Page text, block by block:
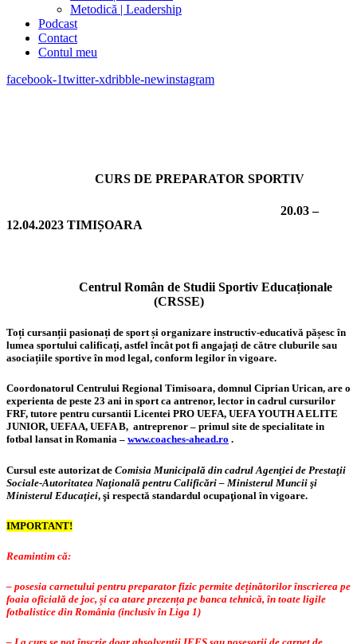
Metodică | Leadership
Podcast
Contact
Contul meu
facebook-1twitter-xdribble-newinstagram
CURS DE PREPARATOR SPORTIV
20.03 –
12.04.2023 TIMIȘOARA
Centrul Român de Studii Sportiv Educaționale
(CRSSE)
Toți cursanții pasionați de sport și organizare instructiv-educativă pășesc în
lumea sportului calificați, astfel încât pot fi angajați de către cluburile sau
asociațiile sportive în mod legal, conform legilor în vigoare.
Coordonatorul Centrului Regional Timisoara, domnul Ciprian Urican, are o
experienta de peste 23 ani in sport ca antrenor, lector in cadrul cursurilor
FRF, tutore pentru cursantii Licentei PRO UEFA, UEFA YOUTH A ELITE
JUNIOR, UEFA A, UEFA B, antreprenor – primul site de specialitate in
fotbal lansat in Romania – www.coaches-ahead.ro .
Cursul este autorizat de Comisia Municipală din cadrul Agenţiei de Prestaţii
Sociale-Autoritatea Naţională pentru Calificări – Ministerul Muncii şi
Ministerul Educaţiei, şi respectă standardul ocupaţional în vigoare.
IMPORTANT!
Reamintim că:
– posesia carnetului pentru preparator fizic permite deținătorilor înscrierea pe
foaia oficială de joc, și ca atare prezența pe banca tehnică, în toate ligile
fotbalistice din România (inclusiv în Liga 1)